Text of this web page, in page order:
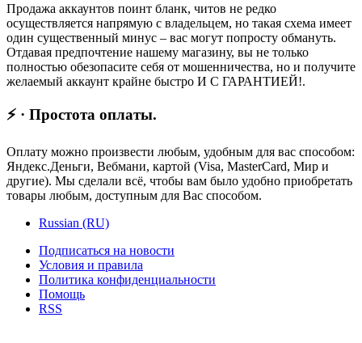
Продажа аккаунтов поинт бланк, читов не редко
осуществляется напрямую с владельцем, но такая схема имеет
один существенный минус – вас могут попросту обмануть.
Отдавая предпочтение нашему магазину, вы не только
полностью обезопасите себя от мошенничества, но и получите
желаемый аккаунт крайне быстро И С ГАРАНТИЕЙ!.
⚡ · Простота оплаты.
Оплату можно произвести любым, удобным для вас способом:
Яндекс.Деньги, Вебмани, картой (Visa, MasterCard, Мир и
другие). Мы сделали всё, чтобы вам было удобно приобретать
товары любым, доступным для Вас способом.
Russian (RU)
Подписаться на новости
Условия и правила
Политика конфиденциальности
Помощь
RSS